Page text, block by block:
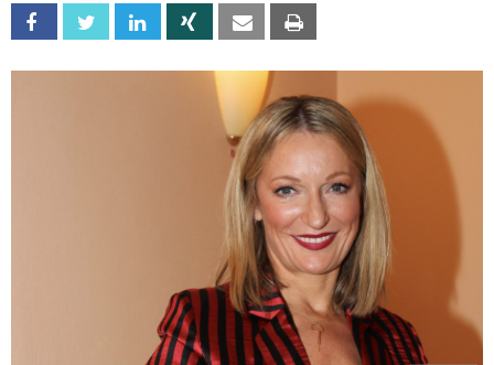
Facebook Twitter Linkedin Xing Email